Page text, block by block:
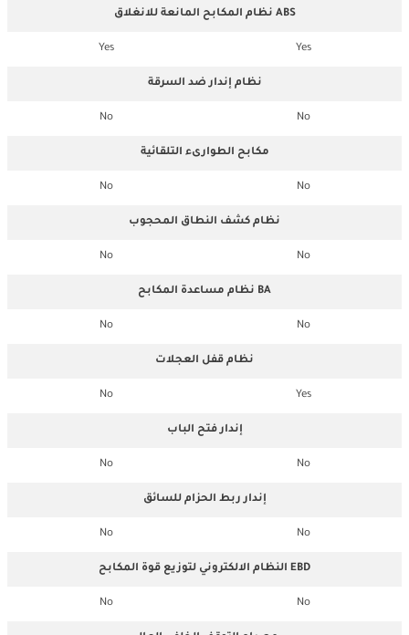
نظام المكابح المانعة للانغلاق ABS
Yes
Yes
نظام إندار ضد السرقة
No
No
مكابح الطوارىء التلقائية
No
No
نظام كشف النطاق المحجوب
No
No
نظام مساعدة المكابح BA
No
No
نظام قفل العجلات
Yes
No
إندار فتح الباب
No
No
إندار ربط الحزام للسائق
No
No
النظام الالكتروني لتوزيع قوة المكابح EBD
No
No